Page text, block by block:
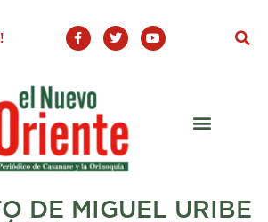
F
a
c
o
o
-
T
w
i
Y
o
u
DE MIGUEL URIBE